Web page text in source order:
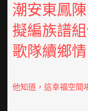
潮安東鳳
擬編族譜
歌隊續鄉情
他知道，這幸福空間